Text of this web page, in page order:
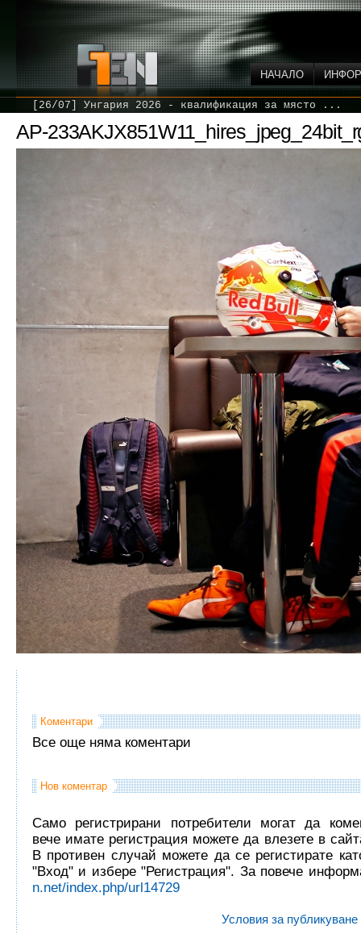
НАЧАЛО
[26/07] Унгария 2026 - квалификация за място ...
AP-
Коментари
Все още няма коментари
Нов коментар
Само регистрирани потребители могат да
вече имате регистрация можете да влезете в
В противен случай можете да се регистирате
"Вход" и избере "Регистрация". За повече
n.net/index.php/url14729
Условия за